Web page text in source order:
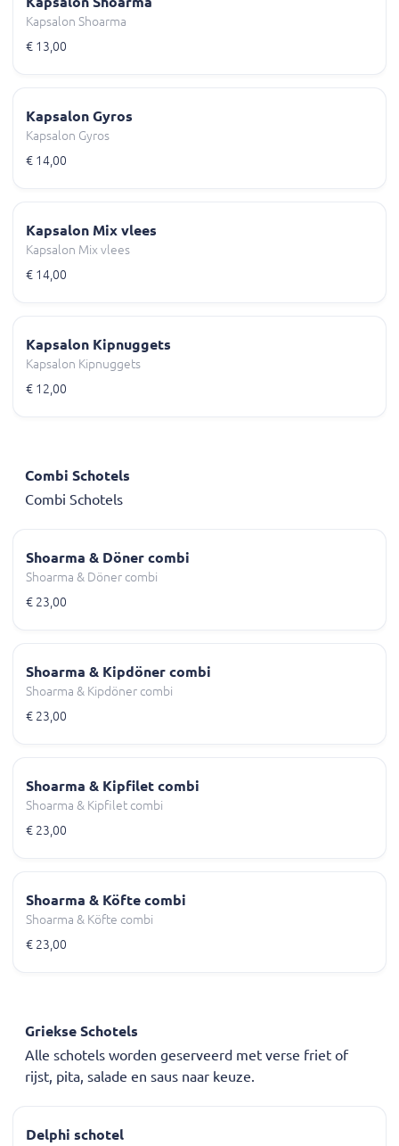
Kapsalon Shoarma
€ 13,00
Kapsalon Gyros
Kapsalon Gyros
€ 14,00
Kapsalon Mix vlees
Kapsalon Mix vlees
€ 14,00
Kapsalon Kipnuggets
Kapsalon Kipnuggets
€ 12,00
Combi Schotels
Combi Schotels
Shoarma & Döner combi
Shoarma & Döner combi
€ 23,00
Shoarma & Kipdöner combi
Shoarma & Kipdöner combi
€ 23,00
Shoarma & Kipfilet combi
Shoarma & Kipfilet combi
€ 23,00
Shoarma & Köfte combi
Shoarma & Köfte combi
€ 23,00
Griekse Schotels
Alle schotels worden geserveerd met verse friet of
rijst, pita, salade en saus naar keuze.
Delphi schotel